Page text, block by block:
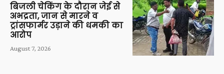
बिजली चेकिंग के दौरान जेई से
अभद्रता, जान से मारने व
ट्रांसफार्मर उड़ाने की धमकी का
आरोप
August 7, 2026